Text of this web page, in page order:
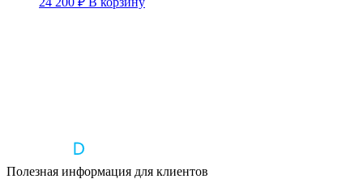
Полезная информация для клиентов